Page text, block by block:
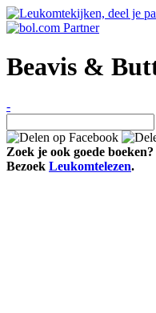
Beavis &
-
Zoek je ook goede boeken?
Bezoek Leukomtelezen.